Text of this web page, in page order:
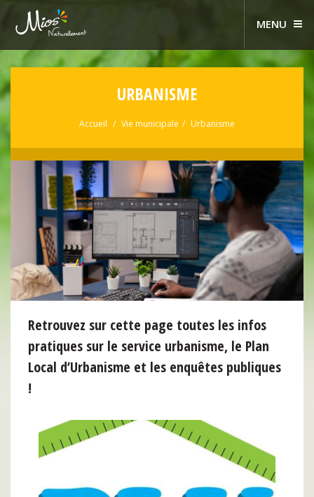
MENU
URBANISME
Accueil Vie municipale Urbanisme
Retrouvez sur cette page toutes les infos
pratiques sur le service urbanisme, le Plan
Local d’Urbanisme et les enquêtes publiques
!